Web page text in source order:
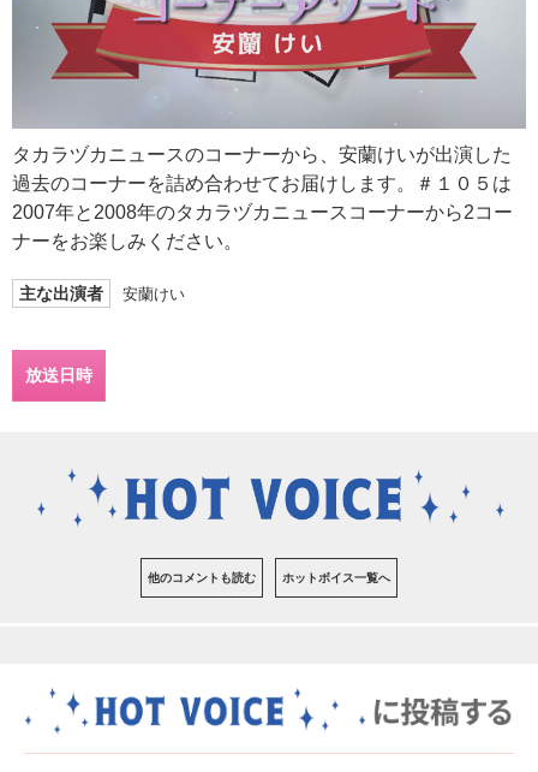
タカラヅカニュースのコーナーから、安蘭けいが出演した
過去のコーナーを詰め合わせてお届けします。＃１０５は
2007年と2008年のタカラヅカニュースコーナーから2コー
ナーをお楽しみください。
主な出演者 安蘭けい
放送日時
他のコメントも読む ホットボイス一覧へ